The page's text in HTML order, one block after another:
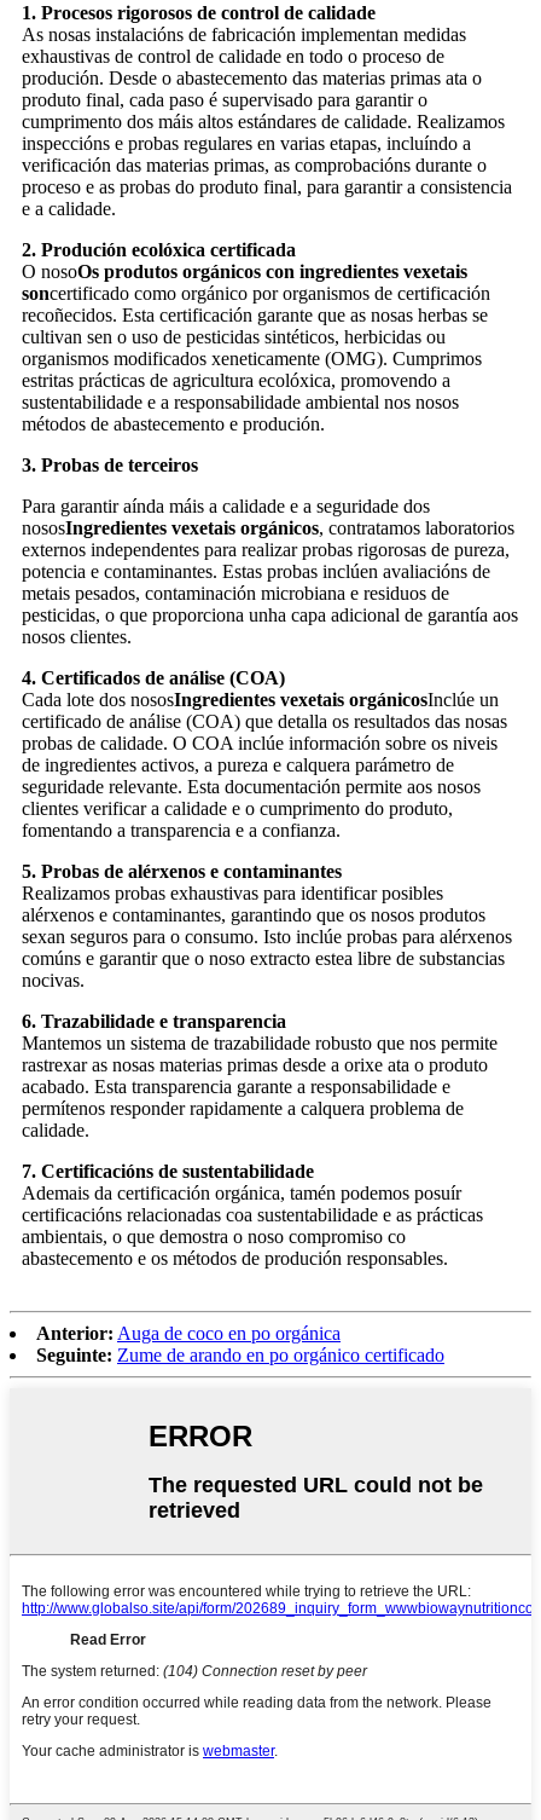
1. Procesos rigorosos de control de calidade
As nosas instalacións de fabricación implementan medidas
exhaustivas de control de calidade en todo o proceso de
produción. Desde o abastecemento das materias primas ata o
produto final, cada paso é supervisado para garantir o
cumprimento dos máis altos estándares de calidade. Realizamos
inspeccións e probas regulares en varias etapas, incluíndo a
verificación das materias primas, as comprobacións durante o
proceso e as probas do produto final, para garantir a consistencia
e a calidade.
2. Produción ecolóxica certificada
O nosoOs produtos orgánicos con ingredientes vexetais
soncertificado como orgánico por organismos de certificación
recoñecidos. Esta certificación garante que as nosas herbas se
cultivan sen o uso de pesticidas sintéticos, herbicidas ou
organismos modificados xeneticamente (OMG). Cumprimos
estritas prácticas de agricultura ecolóxica, promovendo a
sustentabilidade e a responsabilidade ambiental nos nosos
métodos de abastecemento e produción.
3. Probas de terceiros
Para garantir aínda máis a calidade e a seguridade dos
nososIngredientes vexetais orgánicos, contratamos laboratorios
externos independentes para realizar probas rigorosas de pureza,
potencia e contaminantes. Estas probas inclúen avaliacións de
metais pesados, contaminación microbiana e residuos de
pesticidas, o que proporciona unha capa adicional de garantía aos
nosos clientes.
4. Certificados de análise (COA)
Cada lote dos nososIngredientes vexetais orgánicosInclúe un
certificado de análise (COA) que detalla os resultados das nosas
probas de calidade. O COA inclúe información sobre os niveis
de ingredientes activos, a pureza e calquera parámetro de
seguridade relevante. Esta documentación permite aos nosos
clientes verificar a calidade e o cumprimento do produto,
fomentando a transparencia e a confianza.
5. Probas de alérxenos e contaminantes
Realizamos probas exhaustivas para identificar posibles
alérxenos e contaminantes, garantindo que os nosos produtos
sexan seguros para o consumo. Isto inclúe probas para alérxenos
comúns e garantir que o noso extracto estea libre de substancias
nocivas.
6. Trazabilidade e transparencia
Mantemos un sistema de trazabilidade robusto que nos permite
rastrexar as nosas materias primas desde a orixe ata o produto
acabado. Esta transparencia garante a responsabilidade e
permítenos responder rapidamente a calquera problema de
calidade.
7. Certificacións de sustentabilidade
Ademais da certificación orgánica, tamén podemos posuír
certificacións relacionadas coa sustentabilidade e as prácticas
ambientais, o que demostra o noso compromiso co
abastecemento e os métodos de produción responsables.
Anterior: Auga de coco en po orgánica
Seguinte: Zume de arando en po orgánico certificado